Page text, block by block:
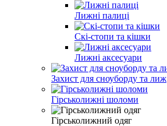
Лижні палиці
Скі-стопи та кішки
Лижні аксесуари
Захист для сноуборду та лиж
Гірськолижні шоломи
Гірськолижний одяг